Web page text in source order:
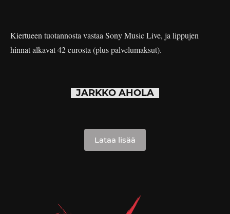
Kiertueen tuotannosta vastaa Sony Music Live, ja lippujen
hinnat alkavat 42 eurosta (plus palvelumaksut).
JARKKO AHOLA
Lataa lisää